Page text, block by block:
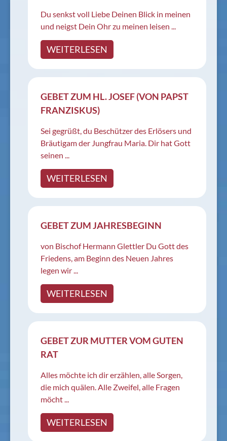
Du senkst voll Liebe Deinen Blick in meinen
und neigst Dein Ohr zu meinen leisen ...
WEITERLESEN
GEBET ZUM HL. JOSEF (VON PAPST
FRANZISKUS)
Sei gegrüßt, du Beschützer des Erlösers und
Bräutigam der Jungfrau Maria. Dir hat Gott
seinen ...
WEITERLESEN
GEBET ZUM JAHRESBEGINN
von Bischof Hermann Glettler Du Gott des
Friedens, am Beginn des Neuen Jahres
legen wir ...
WEITERLESEN
GEBET ZUR MUTTER VOM GUTEN
RAT
Alles möchte ich dir erzählen, alle Sorgen,
die mich quälen. Alle Zweifel, alle Fragen
möcht ...
WEITERLESEN